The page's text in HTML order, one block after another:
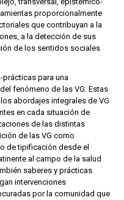
proporcionalmente
que contribuyan a la
a la detección de sus
de los sentidos sociales
prácticas para una
fenómeno de las VG. Estas
abordajes integrales de VG
en cada situación de
de las distintas
de las VG como
de tipificación desde el
al campo de la salud
saberes y prácticas
intervenciones
por la comunidad que